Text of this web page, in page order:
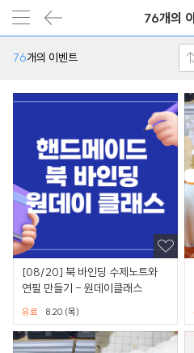
76개의
76개의 이벤트
[08/20] 북 바인딩 수제노트와
연필 만들기 - 원데이클래스
8.20 (목)
유료